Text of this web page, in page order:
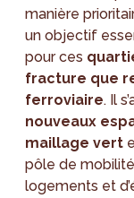
manière
un objectif
pour ces
fracture que
ferroviaire. Il
nouveaux
maillage vert
pôle de
logements et